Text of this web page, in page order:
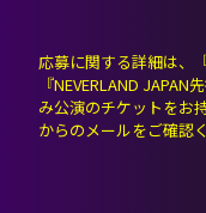
応募に関する詳細は、
『NEVERLAND
み公演のチケットをお
からのメールをご確認